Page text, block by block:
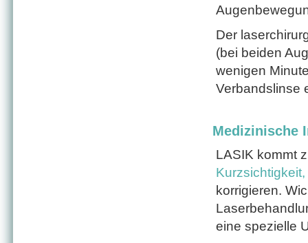
Der
(bei beiden
wenigen
Verbandslinse
Medizinische
LASIK kommt
korrigieren.
eine spezielle